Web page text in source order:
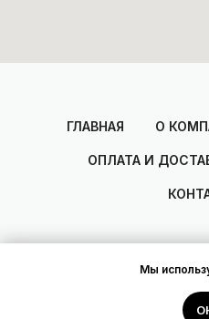
ГЛАВНАЯ О
ОПЛАТА И
2014-
Разработано
Мы